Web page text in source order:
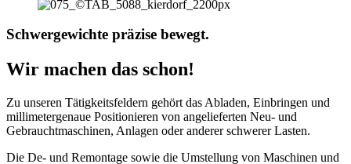
Schwergewichte präzise bewegt.
Wir machen das schon!
Zu unseren Tätigkeitsfeldern gehört das Abladen, Einbringen und
millimetergenaue Positionieren von angelieferten Neu- und
Gebrauchtmaschinen, Anlagen oder anderer schwerer Lasten.
Die De- und Remontage sowie die Umstellung von Maschinen und